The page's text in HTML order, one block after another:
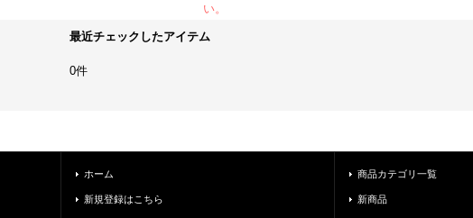
い。
最近チェックしたアイテム
0件
ホーム
新規登録はこちら
商品カテゴリ一覧
新商品